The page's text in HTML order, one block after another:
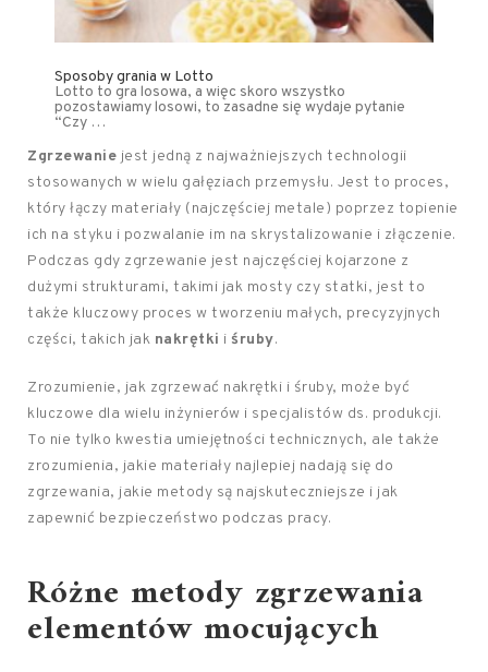
Sposoby grania w Lotto
Lotto to gra losowa, a więc skoro wszystko
pozostawiamy losowi, to zasadne się wydaje pytanie
“Czy …
Zgrzewanie jest jedną z najważniejszych technologii
stosowanych w wielu gałęziach przemysłu. Jest to proces,
który łączy materiały (najczęściej metale) poprzez topienie
ich na styku i pozwalanie im na skrystalizowanie i złączenie.
Podczas gdy zgrzewanie jest najczęściej kojarzone z
dużymi strukturami, takimi jak mosty czy statki, jest to
także kluczowy proces w tworzeniu małych, precyzyjnych
części, takich jak nakrętki i śruby.
Zrozumienie, jak zgrzewać nakrętki i śruby, może być
kluczowe dla wielu inżynierów i specjalistów ds. produkcji.
To nie tylko kwestia umiejętności technicznych, ale także
zrozumienia, jakie materiały najlepiej nadają się do
zgrzewania, jakie metody są najskuteczniejsze i jak
zapewnić bezpieczeństwo podczas pracy.
Różne metody zgrzewania
elementów mocujących